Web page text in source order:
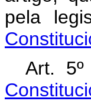
pela
Art.